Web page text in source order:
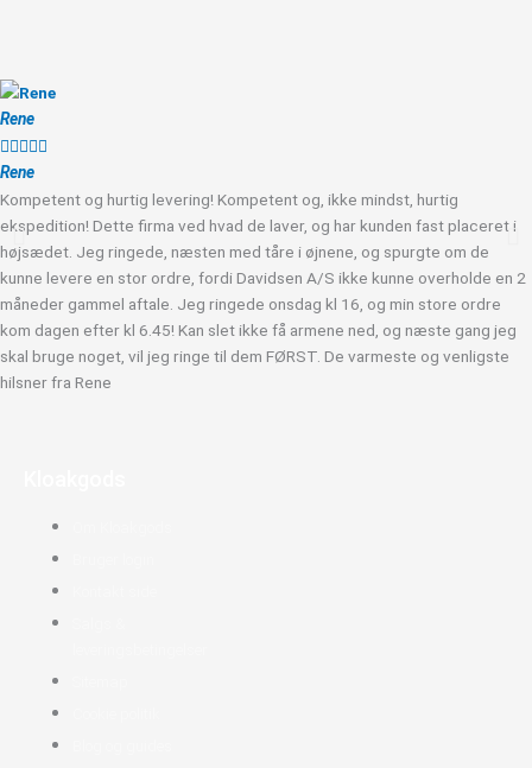
Rene

Rene
Kompetent og hurtig levering! Kompetent og, ikke mindst, hurtig
ekspedition! Dette firma ved hvad de laver, og har kunden fast placeret i
højsædet. Jeg ringede, næsten med tåre i øjnene, og spurgte om de
kunne levere en stor ordre, fordi Davidsen A/S ikke kunne overholde en 2
måneder gammel aftale. Jeg ringede onsdag kl 16, og min store ordre
kom dagen efter kl 6.45! Kan slet ikke få armene ned, og næste gang jeg
skal bruge noget, vil jeg ringe til dem FØRST. De varmeste og venligste
hilsner fra Rene